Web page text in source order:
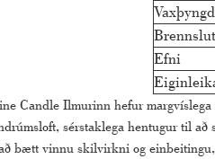
Vaxþyngd
Efni
Candle Ilmurinn hefur
sérstaklega hentugur til
bætt vinnu skilvirkni og